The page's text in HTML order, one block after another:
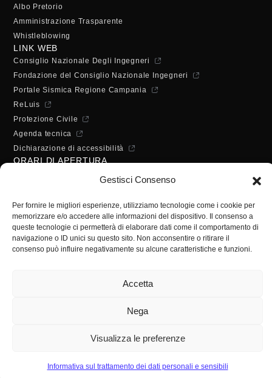
Gestisci Consenso
Per fornire le migliori esperienze, utilizziamo tecnologie come i cookie per
memorizzare e/o accedere alle informazioni del dispositivo. Il consenso a
queste tecnologie ci permetterà di elaborare dati come il comportamento di
navigazione o ID unici su questo sito. Non acconsentire o ritirare il
consenso può influire negativamente su alcune caratteristiche e funzioni.
Accetta
Nega
Visualizza le preferenze
Informativa sul trattamento dei dati personali e sensibili
Albo Pretorio
Amministrazione Trasparente
Whistleblowing
LINK WEB
Consiglio Nazionale Degli Ingegneri
Fondazione del Consiglio Nazionale Ingegneri
Portale Sismica Regione Campania
ReLuis
Protezione Civile
Agenda tecnica
Dichiarazione di accessibilità
ORARI DI APERTURA
Martedì - Giovedì:
10:00 - 12:00 / 14:30 - 16:30
SEGRETERIA
segreteria@ordineingsa.it